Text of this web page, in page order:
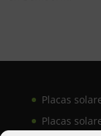
Placas
Placas